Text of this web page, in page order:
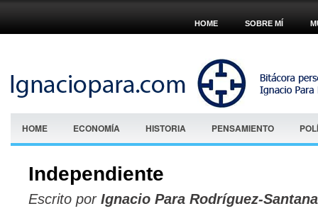
HOME SOBRE MÍ
HOME ECONOMÍA HISTORIA PENSAMIENTO
Independiente
Escrito por Ignacio Para Rodríguez-Santana